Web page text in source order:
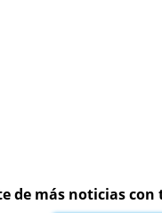
de más noticias